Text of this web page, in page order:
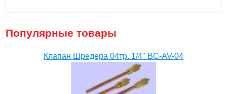
Популярные товары
Клапан Шредера 04тр. 1/4" BC-AV-04